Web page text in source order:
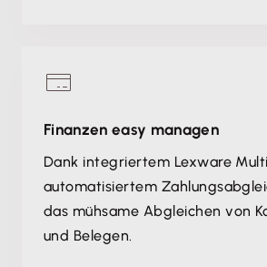
Finanzen easy managen
Dank integriertem Lexware
automatisiertem
das mühsame Abgleichen von
und Belegen.